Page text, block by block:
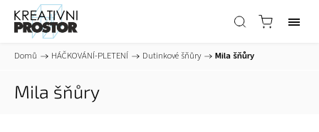
Domů / HÁČKOVÁNÍ-PLETENÍ / Dutinkové šňůry / Mila šňůry
Mila šňůry